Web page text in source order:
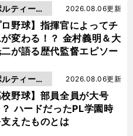
ロ野球】指揮官によってチ
変わる！？ 金村義明＆大
が語る歴代監督エピソー
2026.08.06更新
ルティーバ
校野球】部員全員が大号
ハードだったPL学園時
えたものとは
2026.08.06更新
ルティーバ